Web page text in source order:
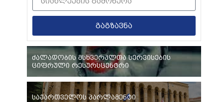
გაგზავნა
ძალადობის მსხვერპლთა სერვისების
ციფრული რესურსცენტრი
საქართველოს პარლამენტი